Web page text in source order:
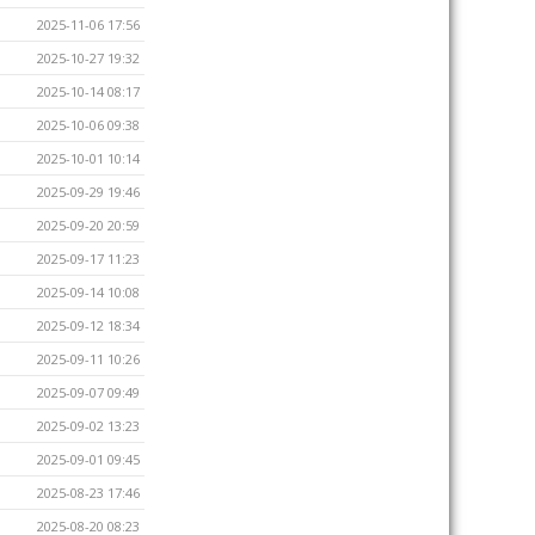
2025-11-06 17:56
2025-10-27 19:32
2025-10-14 08:17
2025-10-06 09:38
2025-10-01 10:14
2025-09-29 19:46
2025-09-20 20:59
2025-09-17 11:23
2025-09-14 10:08
2025-09-12 18:34
2025-09-11 10:26
2025-09-07 09:49
2025-09-02 13:23
2025-09-01 09:45
2025-08-23 17:46
2025-08-20 08:23